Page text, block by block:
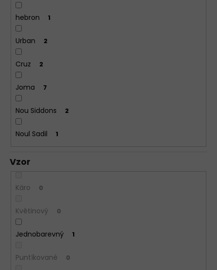
hebron 1
Urban 2
Cruz 2
Joma 7
Nou Siddons 2
Noul Sadil 1
Vzor
Káro 0
Květinový 0
Jednobarevný 1
Puntíkované 0